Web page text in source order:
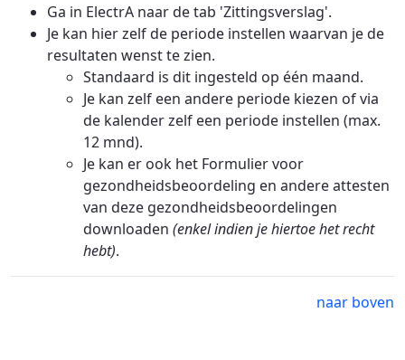
Ga in ElectrA naar de tab 'Zittingsverslag'.
Je kan hier zelf de periode instellen waarvan je de
resultaten wenst te zien.
Standaard is dit ingesteld op één maand.
Je kan zelf een andere periode kiezen of via
de kalender zelf een periode instellen (max.
12 mnd).
Je kan er ook het Formulier voor
gezondheidsbeoordeling en andere attesten
van deze gezondheidsbeoordelingen
downloaden (enkel indien je hiertoe het recht
hebt).
naar boven